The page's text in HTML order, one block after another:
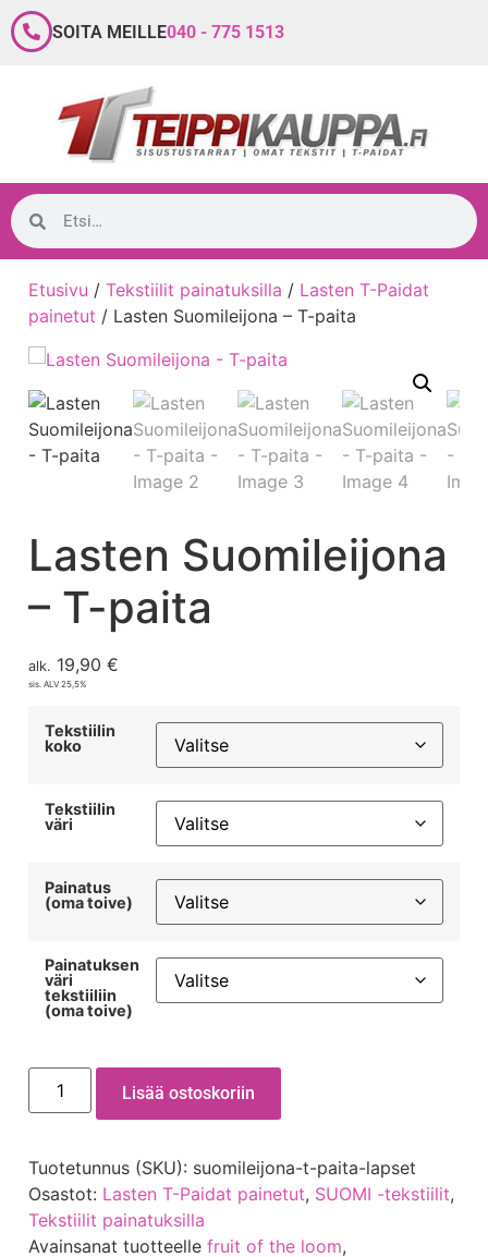
SOITA MEILLE040 - 775 1513
Etusivu / Tekstiilit painatuksilla / Lasten T-Paidat
painetut / Lasten Suomileijona – T-paita
Lasten Suomileijona
– T-paita
alk. 19,90 €
sis. ALV 25,5%
Tekstiilin
koko
Tekstiilin
väri
Painatus
(oma toive)
Painatuksen
väri
tekstiiliin
(oma toive)
Lisää ostoskoriin
Tuotetunnus (SKU): suomileijona-t-paita-lapset
Osastot: Lasten T-Paidat painetut, SUOMI -tekstiilit,
Tekstiilit painatuksilla
Avainsanat tuotteelle fruit of the loom,